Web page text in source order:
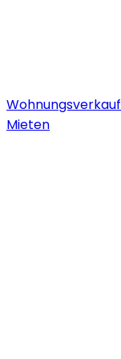
Wohnungsverkauf
Mieten